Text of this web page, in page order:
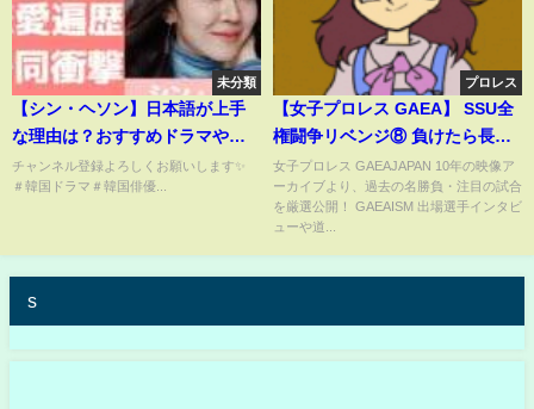
未分類
【シン・ヘソン】日本語が上手
な理由は？おすすめドラマや歴
代彼氏についても
チャンネル登録よろしくお願いします✨
＃韓国ドラマ＃韓国俳優...
プロレス
【女子プロレス GAEA】 SSU全
権闘争リベンジ⑧ 負けたら長与
千種消滅！全権賭けた炎の再
戦！ ライオネス飛鳥 vs 長与千
種 1999年9月15日 横浜文化体育
女子プロレス GAEAJAPAN 10年の映像ア
ーカイブより、過去の名勝負・注目の試合
を厳選公開！ GAEAISM 出場選手インタビ
ューや道...
s